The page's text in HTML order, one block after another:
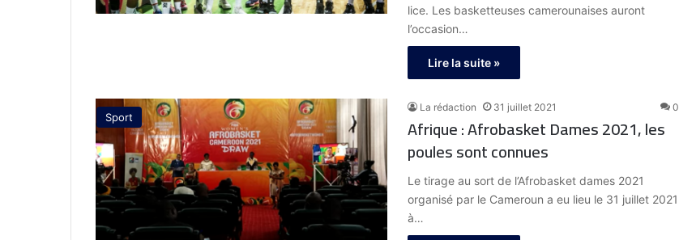
lice. Les basketteuses camerounaises auront
l’occasion…
Lire la suite »
Sport
La rédaction 31 juillet 2021 0
Afrique : Afrobasket Dames 2021, les
poules sont connues
Le tirage au sort de l’Afrobasket dames 2021
organisé par le Cameroun a eu lieu le 31 juillet 2021
à…